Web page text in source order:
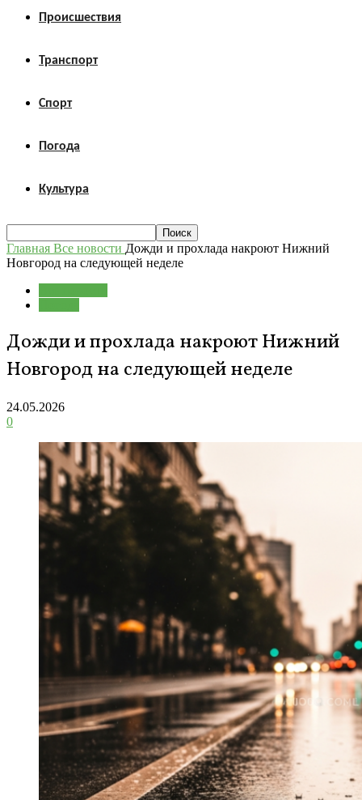
Происшествия
Транспорт
Спорт
Погода
Культура
Главная Все новости Дожди и прохлада накроют Нижний
Новгород на следующей неделе
Дожди и прохлада накроют Нижний
Новгород на следующей неделе
24.05.2026
0